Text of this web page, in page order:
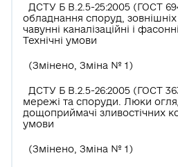
ДСТУ Б В.2.5-25:2005 (ГОСТ
обладнання споруд,
чавунні каналізаційні і
Технічні умови
(Змінено, Зміна № 1)
ДСТУ Б В.2.5-26:2005 (ГОСТ
мережі та споруди. Люки
дощоприймачі зливостічних
умови
(Змінено, Зміна № 1)